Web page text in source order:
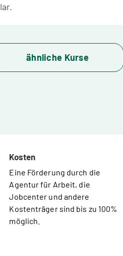
ähnliche Kurse
Kosten
Eine Förderung durch die
Agentur für Arbeit, die
Jobcenter und andere
Kostenträger sind bis zu 100%
möglich.